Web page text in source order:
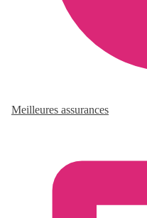
Meilleures assurances